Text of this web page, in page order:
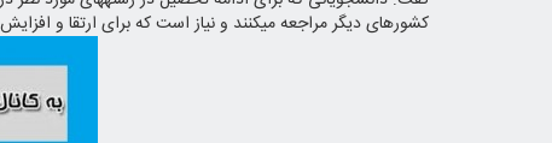
کشورهای دیگر مراجعه می‎کنند و نیاز است که برای ارتقا و افزایش رشته‎ها در مقاطع مختلف برنامه‎ریزی شود.